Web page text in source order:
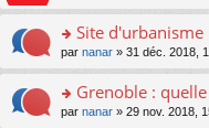
nt
u
ré
c
e
nt
le
pl
u
ré
c
e
n
n
le
pl
a
g
e
n
n
le
m
e
a
g
n
ult
er
le
m
e
o
n
ult
er
Site d'urbanisme
par nanar » 31 déc. 2018,
o
Grenoble :
par nanar » 29 nov. 2018,